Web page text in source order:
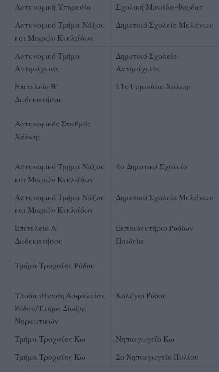
Αστυνομική Υπηρεσία
Σχολική Μονάδα-Φορέας
Αστυνομικό Τμήμα Νάξου
και Μικρών Κυκλάδων
Δημοτικό Σχολείο Μελάνων
Αστυνομικό Τμήμα
Αντιμάχειας
Δημοτικό Σχολείο
Αντιμάχειας
Επιτελείο Β’
Δωδεκανήσου
Αστυνομικός Σταθμός
Χάλκης
11ο Γυμνάσιο Χάλκης
Αστυνομικό Τμήμα Νάξου
και Μικρών Κυκλάδων
4ο Δημοτικό Σχολείο
Αστυνομικό Τμήμα Νάξου
και Μικρών Κυκλάδων
Δημοτικό Σχολείο Μελάνων
Επιτελείο Α’
Δωδεκανήσου
Τμήμα Τροχαίας Ρόδου
Εκπαιδευτήριο Ροδίων
Παιδεία
Υποδιεύθυνση Ασφαλείας
Ρόδου/Τμήμα Δίωξης
Ναρκωτικών
Κολέγιο Ρόδου
Τμήμα Τροχαίας Κω
Νηπιαγωγείο Κω
Τμήμα Τροχαίας Κω
2ο Νηπιαγωγείο Πυλίου